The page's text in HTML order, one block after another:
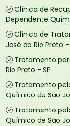
Clínica de
Dependente
Clínica de
José do Rio Preto -
Tratamento
Rio Preto - SP
Tratamento
Químico de São
Tratamento
Químico de São